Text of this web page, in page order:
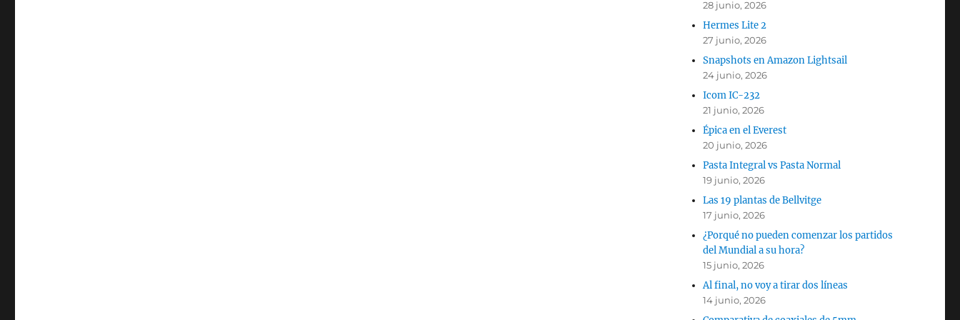
28 junio, 2026
Hermes Lite 2
27 junio, 2026
Snapshots en Amazon Lightsail
24 junio, 2026
Icom IC-232
21 junio, 2026
Épica en el Everest
20 junio, 2026
Pasta Integral vs Pasta Normal
19 junio, 2026
Las 19 plantas de Bellvitge
17 junio, 2026
¿Porqué no pueden comenzar los partidos
del Mundial a su hora?
15 junio, 2026
Al final, no voy a tirar dos líneas
14 junio, 2026